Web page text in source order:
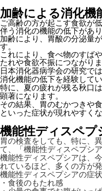
加齢による消化機
ご高齢の方が起こす食欲が
伴う消化の機能の低下があり
加齢により、胃酸の分泌量
す。
これにより、食べ物のすば
たれや食欲不振につながりま
日本消化器病学会の研究では
消化機能の低下を経験して
特に、夏の疲れが残る秋口
顕著になります。
その結果、胃のむかつきや
といった症状が現れやすくな
機能性ディスペプ
胃の検査をしても、特に、
て、「機能性ディスペプシ
機能性ディスペプシアは、
れているほど、多くの方が
機能性ディスペプシアの症
・食後のもたれ感